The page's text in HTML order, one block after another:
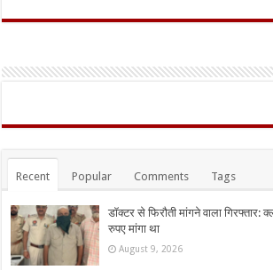
Recent Popular Comments Tags
डॉक्टर से फिरौती मांगने वाला
रुपए मांगा था
August 9, 2026